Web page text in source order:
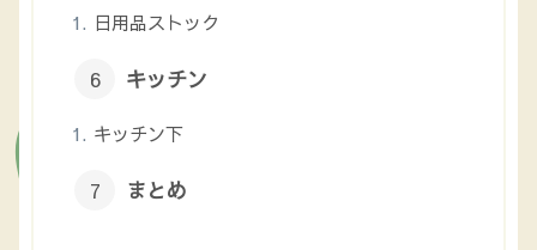
日用品ストック
キッチン
キッチン下
まとめ